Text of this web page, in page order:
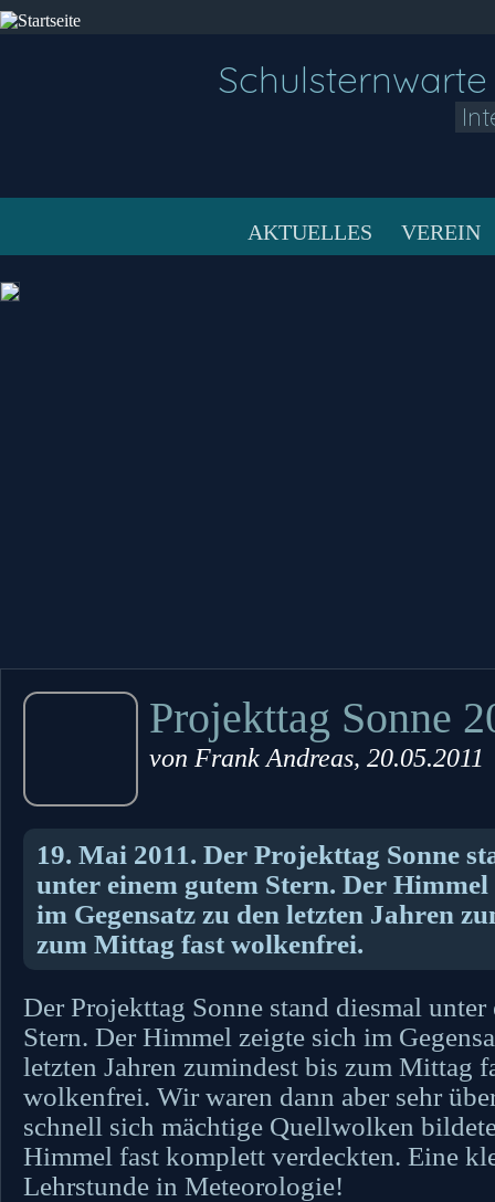
AKTUELLES VEREIN
Projekttag Sonne
von Frank Andreas, 20.05.2011
19. Mai 2011. Der Projekttag Sonne
unter einem gutem Stern. Der Himmel
im Gegensatz zu den letzten Jahren
zum Mittag fast wolkenfrei.
Der Projekttag Sonne stand diesmal unter
Stern. Der Himmel zeigte sich im
letzten Jahren zumindest bis zum Mittag
wolkenfrei. Wir waren dann aber sehr
schnell sich mächtige Quellwolken
Himmel fast komplett verdeckten. Eine
Lehrstunde in Meteorologie!